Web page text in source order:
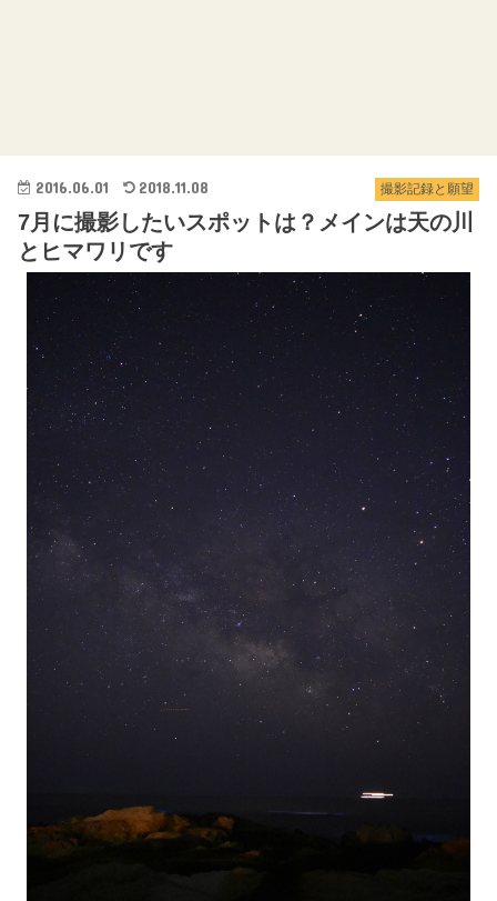
撮影記録と願望
2016.06.01 2018.11.08
7月に撮影したいスポットは？メインは天の川
とヒマワリです